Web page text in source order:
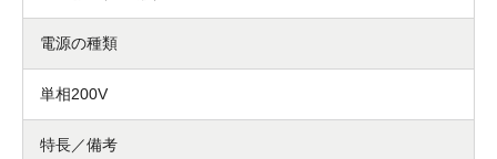
電源の種類
単相200V
特長／備考